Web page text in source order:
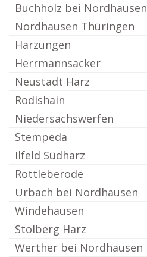
Buchholz bei Nordhausen
Nordhausen Thüringen
Harzungen
Herrmannsacker
Neustadt Harz
Rodishain
Niedersachswerfen
Stempeda
Ilfeld Südharz
Rottleberode
Urbach bei Nordhausen
Windehausen
Stolberg Harz
Werther bei Nordhausen